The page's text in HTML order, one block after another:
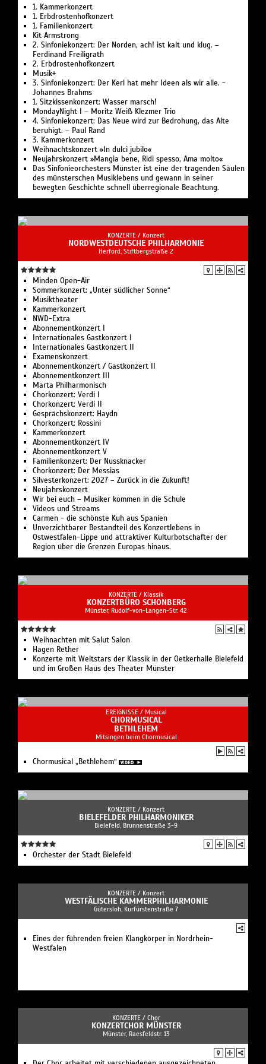
widmet sich Götz Alsmann dem italienischen
Lebensgefühl in all seinen musikalischen Facetten:
mal sonnig und beschwingt wie ein Nachmittag an
der Adria, mal so leidenschaftlich, dass selbst die Oper
kurz neidisch werden könnte.
1. Kammerkonzert
1. Erbdrostenhofkonzert
1. Familienkonzert
Kit Armstrong
2. Sinfoniekonzert: Der Norden, ach! ist kalt und klug. –
Ferdinand Freiligrath
2. Erbdrostenhofkonzert
Musik+
3. Sinfoniekonzert: Der Kerl hat mehr Ideen als wir alle. -
Johannes Brahms
1. Sitzkissenkonzert: Wasser marsch!
MondayNight I – Moritz Weiß Klezmer Trio
4. Sinfoniekonzert: Das Neue wird zur Bedrohung, das Alte
beruhigt. – Paul Rand
3. Kammerkonzert
Weihnachtskonzert »In dulci jubilo«
Neujahrskonzert »Mangia bene, Ridi spesso, Ama molto«
Das Sinfonieorchesters Münster ist eine der tragenden Säulen
des münsterschen Musiklebens und gewann in seiner
bewegten Geschichte schnell überregionale Beachtung.
KONZERTE / Konzert
NORDWESTDEUTSCHE PHILHARMONIE
Herford, Stiftbergstraße 2
Minden Open-Air
Sommerkonzert: „Unter südlicher Sonne“
Musiktheater
Kammerkonzert
NWD-Extra
Abonnementkonzert I
Internationales Gastkonzert I
Internationales Gastkonzert II
Examenskonzert
Abonnementkonzert / Gastkonzert II
Abonnementkonzert III
Marta Philharmonisch
Chorkonzert: Verdi I
Chorkonzert: Verdi II
Gesprächskonzert: Haydn
Chorkonzert: Rossini
Kammerkonzert
Abonnementkonzert IV
Abonnementkonzert V
Familienkonzert: Der Nussknacker
Chorkonzert: Der Messias
Silvesterkonzert: 2027 – Zurück in die Zukunft!
Neujahrskonzert
Wir bei euch – Musiker kommen in die Schule
Videos und Streams
Carmen - die schönste Kuh aus Spanien
Unverzichtbarer Bestandteil des Konzertlebens in
Ostwestfalen-Lippe und attraktiver Kulturbotschafter der
Region über die Grenzen Europas hinaus.
KONZERTE / Klassik
KONZERTBÜRO SCHONBERG
Münster, Rudolf-von-Langen-Str. 42
Weihnachten mit Salut Salon
Hagen Rether
Konzerte mit Weltstars der Klassik in der Oetkerhalle Bielefeld
und im Großen Haus des Theater Münster
EREIGNISSE / Musical
CHORMUSICAL
BETHLEHEM
Mitsingen beim Chormusical
Chormusical „Bethlehem“
KONZERTE / Konzert
BIELEFELDER PHILHARMONIKER
Bielefeld, Brunnenstraße 3-9
Orchester der Stadt Bielefeld
KONZERTE / Konzert
WESTFÄLISCHE KAMMERPHILHARMONIE
Gütersloh, Kurfürstenstraße 7
Eines der führenden freien Klangkörper in Nordrhein-
Westfalen
KONZERTE / Chor
KONZERTCHOR MÜNSTER
Münster, Raesfeldstr. 13